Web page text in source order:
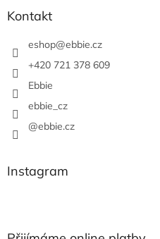
Kontakt
eshop@ebbie.cz
+420 721 378 609
Ebbie
ebbie_cz
@ebbie.cz
Instagram